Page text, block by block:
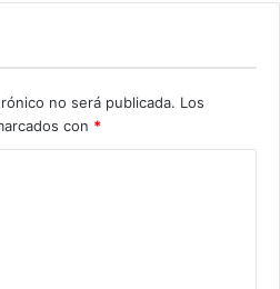
no será publicada. Los
con *